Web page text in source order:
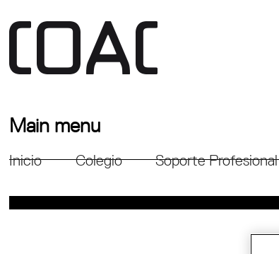
Main menu
Inicio Colegio Soporte Profesional